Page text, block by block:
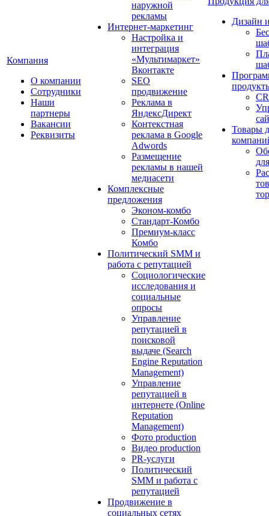
Компания
О компании
Сотрудники
Наши
партнеры
Вакансии
Реквизиты
наружной
рекламы
Интернет-маркетинг
Настройка и
интеграция
«Мультимаркет»
Вконтакте
SEO
продвижение
Реклама в
ЯндексДирект
Контекстная
реклама в Google
Adwords
Размещение
рекламы в нашей
медиасети
Комплексные
предложения
Эконом-комбо
Стандарт-Комбо
Премиум-класс
Комбо
Политический SMM и
работа с репутацией
Социологические
исследования и
социальные
опросы
Управление
репутацией в
поисковой
выдаче (Search
Engine Reputation
Management)
Управление
репутацией в
интернете (Online
Reputation
Management)
Фото production
Видео production
PR-услуги
Политический
SMM и работа с
репутацией
Продвижение в
социальных сетях
Дизайн
Товары